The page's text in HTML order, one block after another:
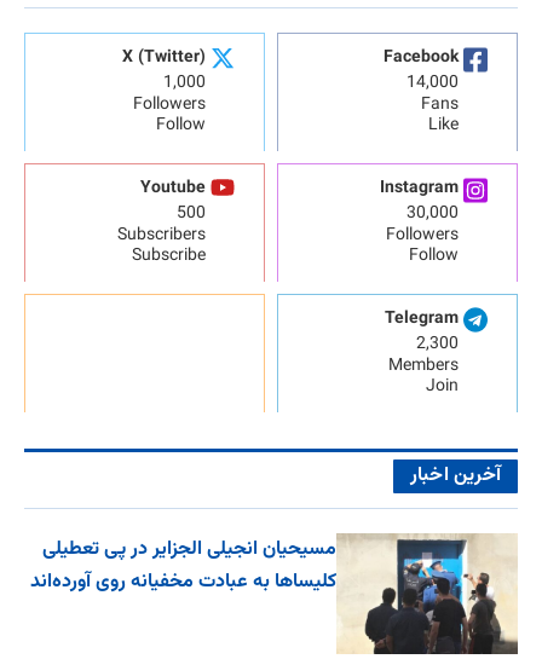
Facebook
14,000
Fans
Like
X (Twitter)
1,000
Followers
Follow
Instagram
30,000
Followers
Follow
Youtube
500
Subscribers
Subscribe
Telegram
2,300
Members
Join
آخرین اخبار
مسیحیان انجیلی الجزایر در پی تعطیلی
کلیساها به عبادت مخفیانه روی آورده‌اند